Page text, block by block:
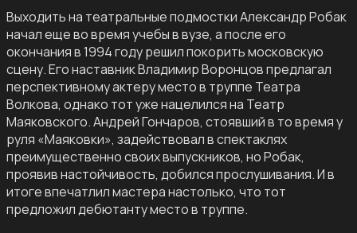
Выходить на театральные подмостки Александр Робак
начал еще во время учебы в вузе, а после его
окончания в 1994 году решил покорить московскую
сцену. Его наставник Владимир Воронцов предлагал
перспективному актеру место в труппе Театра
Волкова, однако тот уже нацелился на Театр
Маяковского. Андрей Гончаров, стоявший в то время у
руля «Маяковки», задействовал в спектаклях
преимущественно своих выпускников, но Робак,
проявив настойчивость, добился прослушивания. И в
итоге впечатлил мастера настолько, что тот
предложил дебютанту место в труппе.